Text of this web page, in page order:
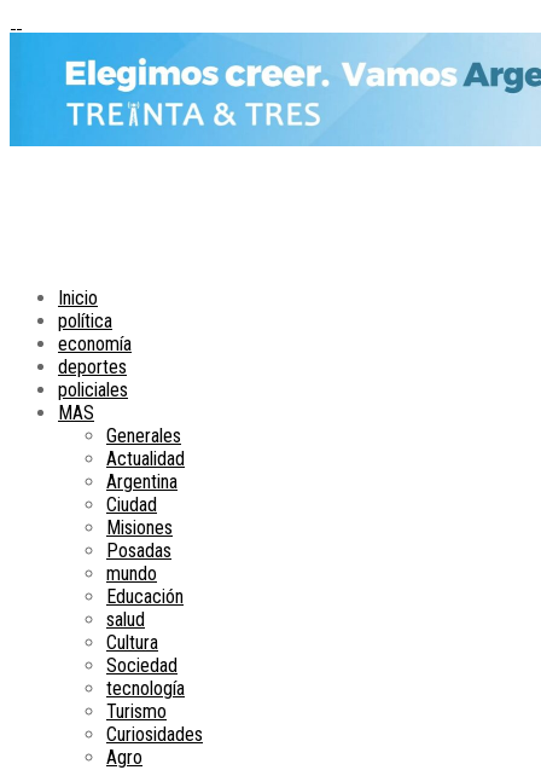
Inicio
política
economía
deportes
policiales
MAS
Generales
Actualidad
Argentina
Ciudad
Misiones
Posadas
mundo
Educación
salud
Cultura
Sociedad
tecnología
Turismo
Curiosidades
Agro